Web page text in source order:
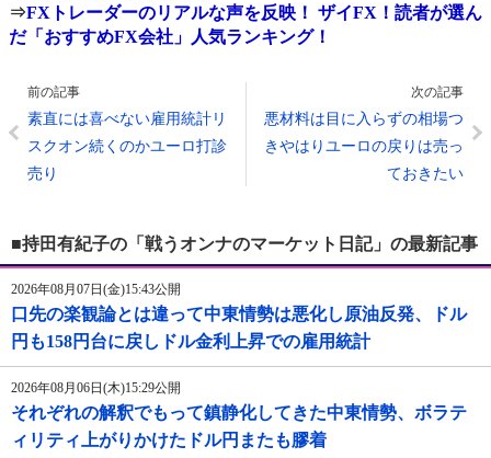
⇒FXトレーダーのリアルな声を反映！ ザイFX！読者が選ん
だ「おすすめFX会社」人気ランキング！
前の記事
素直には喜べない雇用統計リ
スクオン続くのかユーロ打診
売り
次の記事
悪材料は目に入らずの相場つ
きやはりユーロの戻りは売っ
ておきたい
■持田有紀子の「戦うオンナのマーケット日記」の最新記事
2026年08月07日(金)15:43公開
口先の楽観論とは違って中東情勢は悪化し原油反発、ドル
円も158円台に戻しドル金利上昇での雇用統計
2026年08月06日(木)15:29公開
それぞれの解釈でもって鎮静化してきた中東情勢、ボラテ
ィリティ上がりかけたドル円またも膠着